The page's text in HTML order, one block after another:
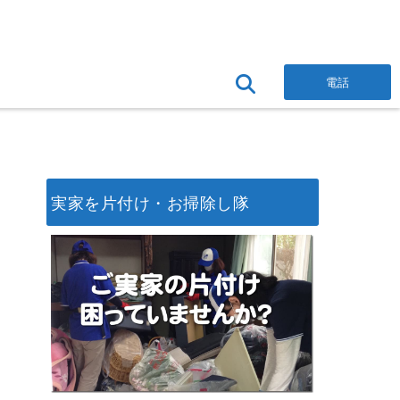
電話
実家を片付け・お掃除し隊